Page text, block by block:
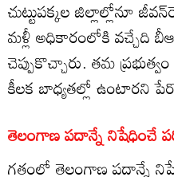
చుట్టుపక్కల జిల్లాల్లోనూ
మళ్లీ అధికారంలోకి వచ్చేది
చెప్పుకొచ్చారు. తమ
కీలక బాధ్యతల్లో ఉంటారని
తెలంగాణ పదాన్నే నిషేధించే
గతంలో తెలంగాణ పదాన్నే